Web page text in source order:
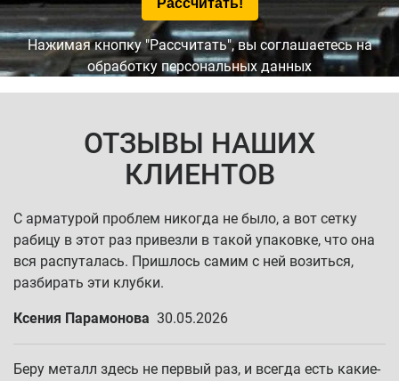
Нажимая кнопку "Рассчитать", вы соглашаетесь на
обработку персональных данных
ОТЗЫВЫ НАШИХ
КЛИЕНТОВ
С арматурой проблем никогда не было, а вот сетку
рабицу в этот раз привезли в такой упаковке, что она
вся распуталась. Пришлось самим с ней возиться,
разбирать эти клубки.
Ксения Парамонова 30.05.2026
Беру металл здесь не первый раз, и всегда есть какие-